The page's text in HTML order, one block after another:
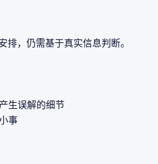
排，仍需基于真实信息判断。
生误解的细节
事